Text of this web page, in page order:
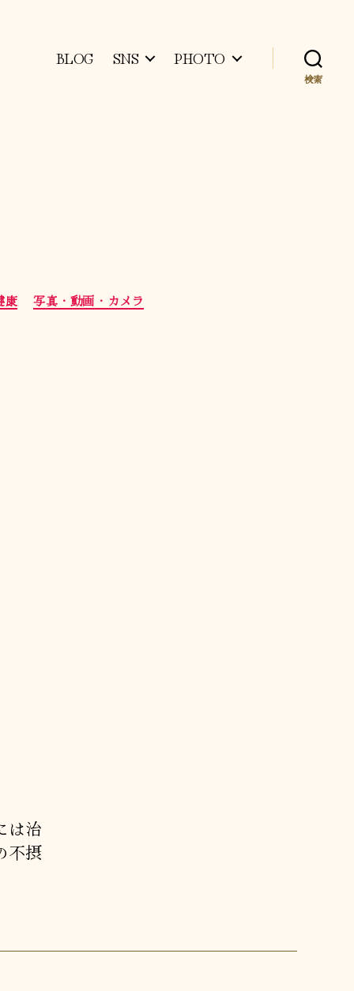
BLOG SNS PHOTO
検索
康 写真・動画・カメラ
は治
不摂